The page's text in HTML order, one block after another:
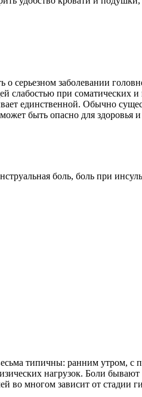
серьезном заболевании
слабостью при соматических
единственной. Обычно
быть опасно для здоровья
боль, боль при
типичны: ранним утром, с
нагрузок. Боли
во многом зависит от стадии